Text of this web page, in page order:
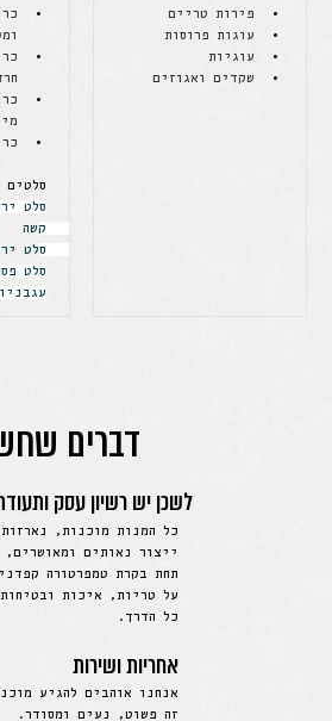
פירות טריים
עוגות פרוסות
עוגיות
שקדים ואגוזים
סלטים
סלט
קשה
סלט
סלט
דברים
לשכן יש רשיון עסק
כל המנות מוכנות,
ייצור נאותים ומאושרים,
תחת בקרת טמפרטורה
על טריות, איכות
כל הדרך.
אחריות ושירות
אנחנו אוהבים להגיע
זה פשוט, נעים ומסודר.